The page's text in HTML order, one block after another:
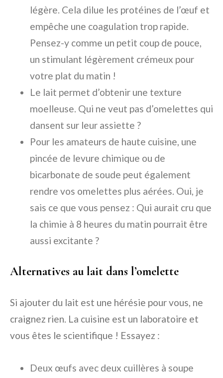
légère. Cela dilue les protéines de l’œuf et
empêche une coagulation trop rapide.
Pensez-y comme un petit coup de pouce,
un stimulant légèrement crémeux pour
votre plat du matin !
Le lait permet d’obtenir une texture
moelleuse. Qui ne veut pas d’omelettes qui
dansent sur leur assiette ?
Pour les amateurs de haute cuisine, une
pincée de levure chimique ou de
bicarbonate de soude peut également
rendre vos omelettes plus aérées. Oui, je
sais ce que vous pensez : Qui aurait cru que
la chimie à 8 heures du matin pourrait être
aussi excitante ?
Alternatives au lait dans l’omelette
Si ajouter du lait est une hérésie pour vous, ne
craignez rien. La cuisine est un laboratoire et
vous êtes le scientifique ! Essayez :
Deux œufs avec deux cuillères à soupe